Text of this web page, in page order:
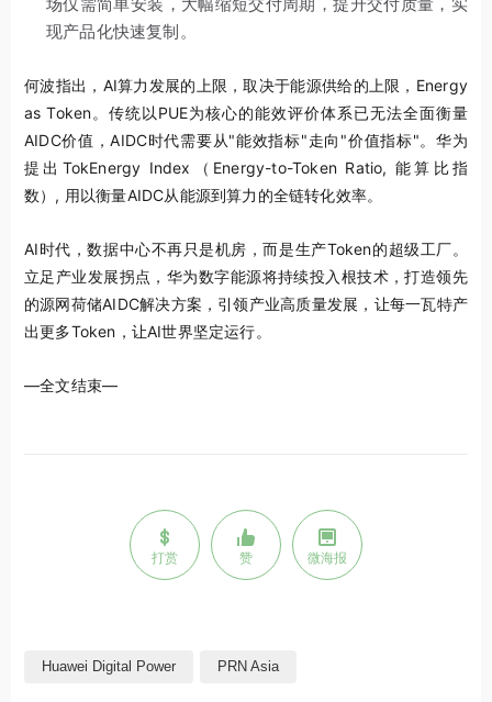
现产品化快速复制。
何波指出，AI算力发展的上限，取决于能源供给的上限，Energy
as Token。传统以PUE为核心的能效评价体系已无法全面衡量
AIDC价值，AIDC时代需要从"能效指标"走向"价值指标"。华为
提出TokEnergy Index（Energy-to-Token Ratio, 能算比指
数）, 用以衡量AIDC从能源到算力的全链转化效率。
AI时代，数据中心不再只是机房，而是生产Token的超级工厂。
立足产业发展拐点，华为数字能源将持续投入根技术，打造领先
的源网荷储AIDC解决方案，引领产业高质量发展，让每一瓦特产
出更多Token，让AI世界坚定运行。
—全文结束—
打赏 赞 微海报
Huawei Digital Power PRN Asia